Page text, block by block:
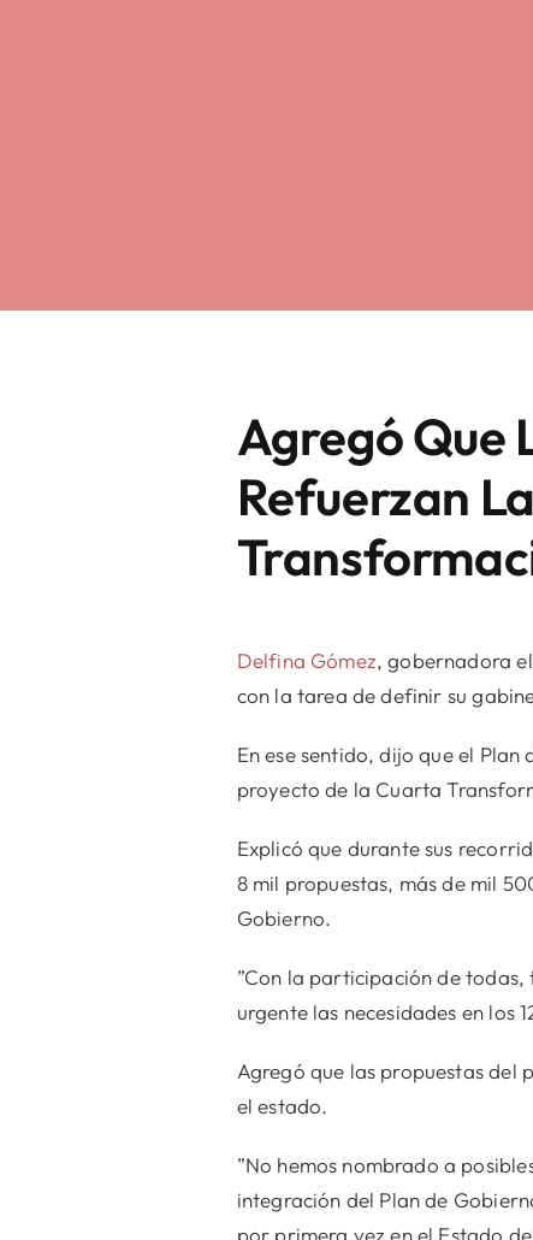
Agregó Que
Refuerzan
Delfina Gómez, gobernadora
con la tarea de definir su
En ese sentido, dijo que el Plan
proyecto de la Cuarta
Explicó que durante sus
8 mil propuestas, más de mil
Gobierno.
”Con la participación de
urgente las necesidades en los
Agregó que las propuestas del
el estado.
”No hemos nombrado a
integración del Plan de
por primera vez en el Estado